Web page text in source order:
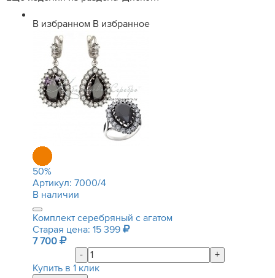
В избранном В избранное
50%
Артикул: 7000/4
В наличии
Комплект серебряный с агатом
Старая цена: 15 399
7 700
-
+
Купить в 1 клик